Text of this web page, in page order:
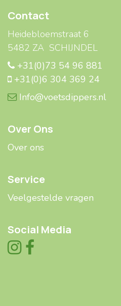
Contact
Heidebloemstraat 6
5482 ZA SCHIJNDEL
+31(0)73 54 96 881
+31(0)6 304 369 24
Info@voetsdippers.nl
Over Ons
Over ons
Service
Veelgestelde ​​vragen
Social Media